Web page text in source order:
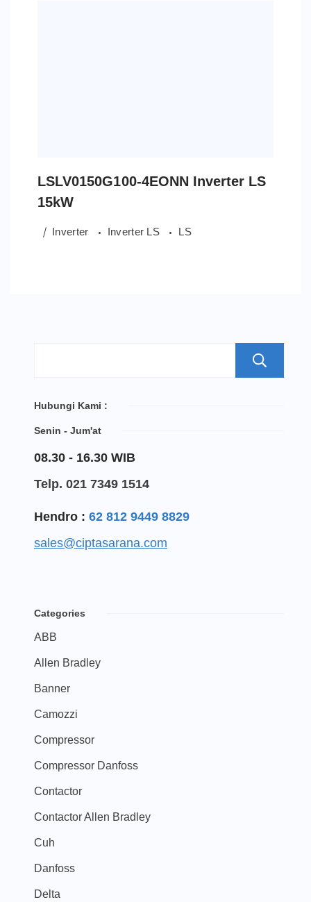
LSLV0150G100-4EONN Inverter LS
15kW
Inverter Inverter LS LS
Hubungi Kami :
Senin - Jum'at
08.30 - 16.30 WIB
Telp. 021 7349 1514
Hendro : 62 812 9449 8829
sales@ciptasarana.com
Categories
ABB
Allen Bradley
Banner
Camozzi
Compressor
Compressor Danfoss
Contactor
Contactor Allen Bradley
Cuh
Danfoss
Delta